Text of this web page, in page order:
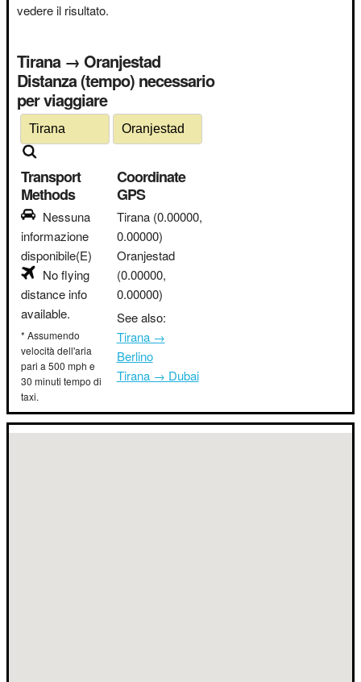
vedere il risultato.
Tirana → Oranjestad
Distanza (tempo) necessario
per viaggiare
Transport
Methods
Nessuna
informazione
disponibile(E)
No flying
distance info
available.
* Assumendo
velocità dell'aria
pari a 500 mph e
30 minuti tempo di
taxi.
Coordinate
GPS
Tirana (0.00000,
0.00000)
Oranjestad
(0.00000,
0.00000)
See also:
Tirana →
Berlino
Tirana → Dubai